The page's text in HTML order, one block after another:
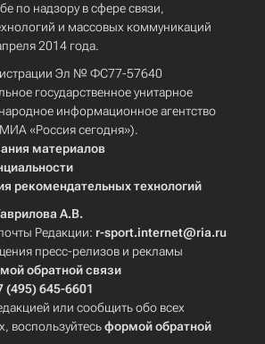
по надзору в сфере связи,
и массовых коммуникаций
2014 года.
Эл № ФС77-57640
государственное унитарное
информационное агентство
«Россия сегодня»).
материалов
рекомендательных технологий
А.В.
Редакции: r-sport.internet@ria.ru
пресс-релизов и рекламы
обратной связи
(495) 645-6601
или сообщить обо всех
воспользуйтесьформой обратной